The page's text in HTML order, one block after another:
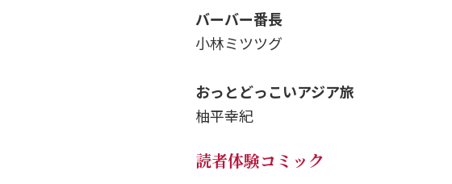
バーバー番長
小林ミツツグ
おっとどっこいアジア旅
柚平幸紀
読者体験コミック